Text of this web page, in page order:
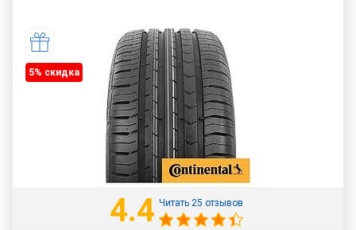
5% cкидка
4.4 Читать 25 отзывов